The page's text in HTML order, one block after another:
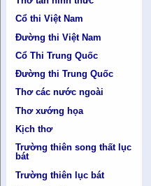
Cổ thi Việt Nam
Đường thi Việt Nam
Cổ Thi Trung Quốc
Đường thi Trung Quốc
Thơ các nước ngoài
Thơ xướng họa
Kịch thơ
Trường thiên song thất lục
bát
Trường thiên lục bát